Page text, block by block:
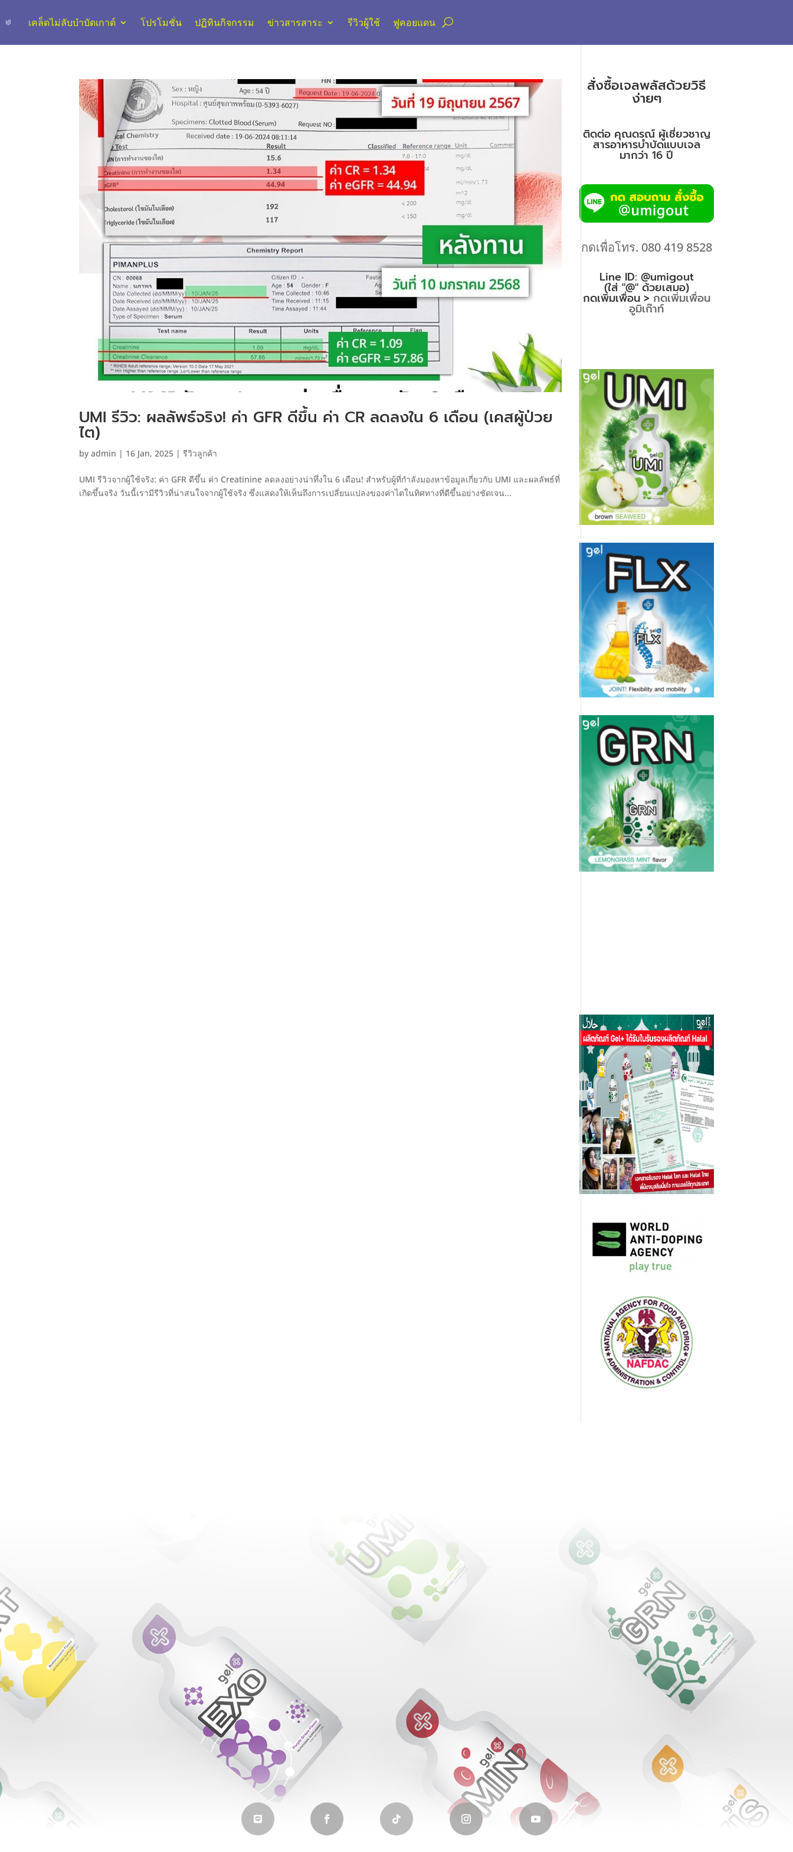
เคล็ดไม่ลับบำบัดเกาต์ โปรโมชั่น ปฏิทินกิจกรรม ข่าวสารสาระ รีวิวผู้ใช้ ฟูคอยแดน
UMI รีวิว: ผลลัพธ์จริง! ค่า GFR ดีขึ้น ค่า CR ลดลงใน 6 เดือน (เคสผู้ป่วย
ไต)
byadmin | 16 Jan, 2025 |รีวิวลูกค้า
UMI รีวิวจากผู้ใช้จริง: ค่า GFR ดีขึ้น ค่า Creatinine ลดลงอย่างน่าทึ่งใน 6 เดือน! สำหรับผู้ที่กำลังมองหาข้อมูลเกี่ยวกับ UMI และผลลัพธ์ที่
เกิดขึ้นจริง วันนี้เรามีรีวิวที่น่าสนใจจากผู้ใช้จริง ซึ่งแสดงให้เห็นถึงการเปลี่ยนแปลงของค่าไตในทิศทางที่ดีขึ้นอย่างชัดเจน...
สั่งซื้อเจลพลัสด้วยวิธี
ง่ายๆ
ติดต่อ คุณดรณ์ ผู้เชี่ยวชาญ
สารอาหารบำบัดแบบเจล
มากว่า 16 ปี
กดเพื่อโทร. 080 419 8528
Line ID: @umigout
(ใส่ "@" ด้วยเสมอ)
กดเพิ่มเพื่อน > กดเพิ่มเพื่อน
อูมิเก๊าท์